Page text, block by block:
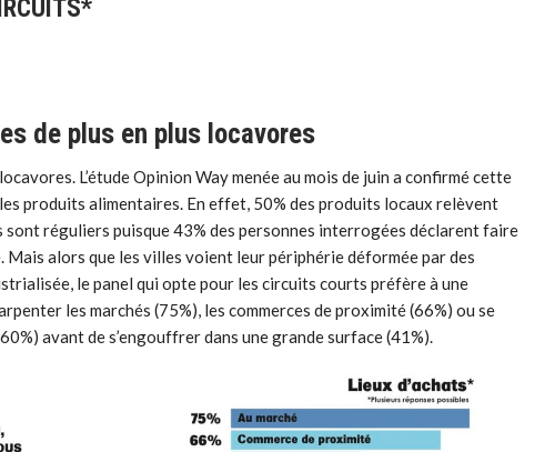
de plus en plus locavores
L’étude Opinion Way menée au mois de juin a confirmé cette
produits alimentaires. En effet, 50% des produits locaux relèvent
sont réguliers puisque 43% des personnes interrogées déclarent faire
Mais alors que les villes voient leur périphérie déformée par des
le panel qui opte pour les circuits courts préfère à une
les marchés (75%), les commerces de proximité (66%) ou se
avant de s’engouffrer dans une grande surface (41%).